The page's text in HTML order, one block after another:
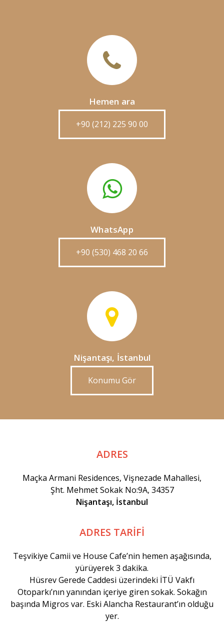
Hemen ara
+90 (212) 225 90 00
WhatsApp
+90 (530) 468 20 66
Nişantaşı, İstanbul
Konumu Gör
ADRES
Maçka Armani Residences, Vişnezade Mahallesi,
Şht. Mehmet Sokak No:9A, 34357
Nişantaşı, İstanbul
ADRES TARİFİ
Teşvikiye Camii ve House Cafe’nin hemen aşağısında,
yürüyerek 3 dakika.
Hüsrev Gerede Caddesi üzerindeki İTÜ Vakfı
Otoparkı’nın yanından içeriye giren sokak. Sokağın
başında Migros var. Eski Alancha Restaurant’ın olduğu
yer.